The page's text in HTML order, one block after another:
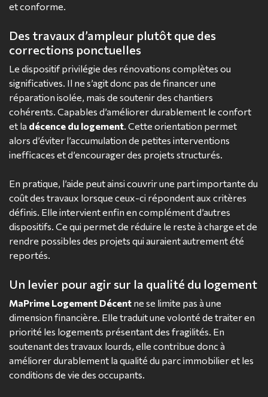
et conforme.
Des travaux d’ampleur plutôt que des
corrections ponctuelles
Le dispositif privilégie des rénovations complètes ou
significatives. Il ne s’agit donc pas de financer une
réparation isolée, mais de soutenir des chantiers
cohérents. Capables d’améliorer durablement le confort
et la décence du logement. Cette orientation permet
alors d’éviter l’accumulation de petites interventions
inefficaces et d’encourager des projets structurés.
En pratique, l’aide peut ainsi couvrir une part importante du
coût des travaux lorsque ceux-ci répondent aux critères
définis. Elle intervient enfin en complément d’autres
dispositifs. Ce qui permet de réduire le reste à charge et de
rendre possibles des projets qui auraient autrement été
reportés.
Un levier pour agir sur la qualité du logement
MaPrime Logement Décent ne se limite pas à une
dimension financière. Elle traduit une volonté de traiter en
priorité les logements présentant des fragilités. En
soutenant des travaux lourds, elle contribue donc à
améliorer durablement la qualité du parc immobilier et les
conditions de vie des occupants.